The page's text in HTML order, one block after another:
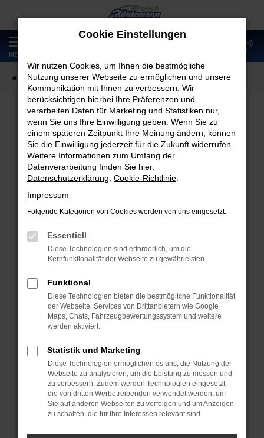
Zum
Hauptinhalt
springen
MENÜ
Startseite Fahrzeugangebote Fahrzeugmarkt
Fahrzeugmarkt
Fehler: Network Error
Beim Laden ist ein Fehler aufgetreten.
Hier sind ein paar Tipps, die dir helfen können:
Überprüfe deine Firewall und deine
Laden andere Webseiten, zum Beispiel
deine Suchmaschine?
Prüfe deine Browsererweiterungen.
Manche Erweiterungen, wie Werbeblocker,
können das Laden bestimmter Seiten
verhindern. Funktioniert die Seite in einem
anderen Browser oder in einem privaten
Fenster?
Starte dein Gerät neu.
Cookie Einstellungen
Wir nutzen Cookies, um Ihnen die bestmögliche
Nutzung unserer Webseite zu ermöglichen und unsere
Kommunikation mit Ihnen zu verbessern. Wir
berücksichtigen hierbei Ihre Präferenzen und
verarbeiten Daten für Marketing und Statistiken nur,
wenn Sie uns Ihre Einwilligung geben. Wenn Sie zu
einem späteren Zeitpunkt Ihre Meinung ändern, können
Sie die Einwilligung jederzeit für die Zukunft widerrufen.
Weitere Informationen zum Umfang der
Datenverarbeitung finden Sie hier:
Datenschutzerklärung Cookie-Richtlinie
Impressum
Folgende Kategorien von Cookies werden von uns eingesetzt:
Essentiell
Diese Technologien sind erforderlich, um die
Kernfunktionalität der Webseite zu gewährleisten.
Funktional
Diese Technologien bieten die bestmögliche Funktionalität
der Webseite. Services von Drittanbietern wie Google
Maps, Chats, Fahrzeugbewertungssystem und weitere
werden aktiviert.
Statistik und Marketing
Diese Technologien ermöglichen es uns, die Nutzung der
Webseite zu analysieren, um die Leistung zu messen und
zu verbessern. Zudem werden Technologien eingesetzt,
die von dritten Werbetreibenden verwendet werden, um
Sie auf anderen Webseiten zu verfolgen und um Anzeigen
zu schalten, die für Ihre Interessen relevant sind.